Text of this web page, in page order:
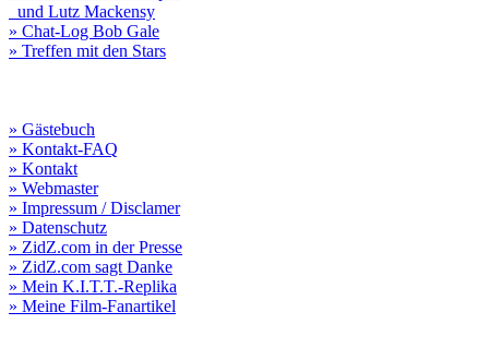
und Lutz Mackensy
» Chat-Log Bob Gale
» Treffen mit den Stars
» Gästebuch
» Kontakt-FAQ
» Kontakt
» Webmaster
» Impressum / Disclamer
» Datenschutz
» ZidZ.com in der Presse
» ZidZ.com sagt Danke
» Mein K.I.T.T.-Replika
» Meine Film-Fanartikel